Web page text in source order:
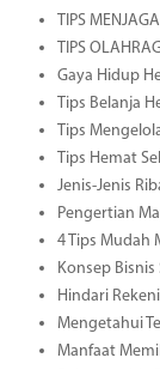
TIPS
TIPS
Gaya Hidup
Tips Belanja
Tips
Tips Hemat
Jenis-Jenis
Pengertian
4 Tips Mudah
Konsep Bisnis
Hindari
Mengetahui
Manfaat